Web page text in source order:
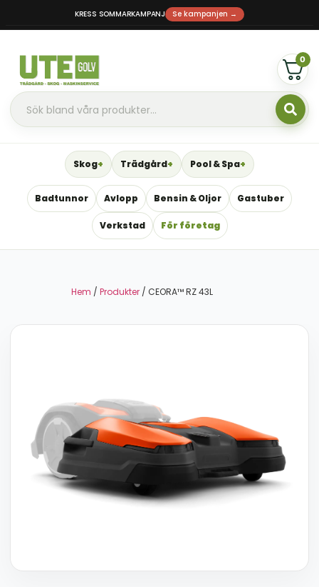
KRESS SOMMARKAMPANJ Se kampanjen →
0
Skog Trädgård Pool & Spa
Badtunnor Avlopp Bensin & Oljor Gastuber
Verkstad För företag
Hem / Produkter / CEORA™ RZ 43L